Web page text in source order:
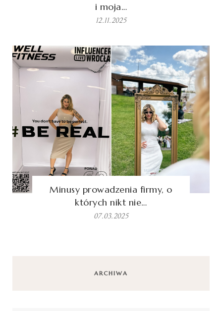
i moja…
12.11.2025
Minusy prowadzenia firmy, o
których nikt nie…
07.03.2025
ARCHIWA